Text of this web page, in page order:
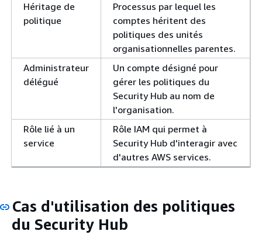
Héritage de
politique
Processus par lequel les
comptes héritent des
politiques des unités
organisationnelles parentes.
Administrateur
délégué
Un compte désigné pour
gérer les politiques du
Security Hub au nom de
l'organisation.
Rôle lié à un
service
Rôle IAM qui permet à
Security Hub d'interagir avec
d'autres AWS services.
Cas d'utilisation des politiques
du Security Hub